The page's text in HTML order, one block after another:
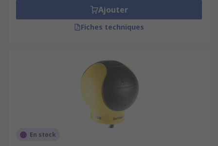
Ajouter
Fiches techniques
En stock